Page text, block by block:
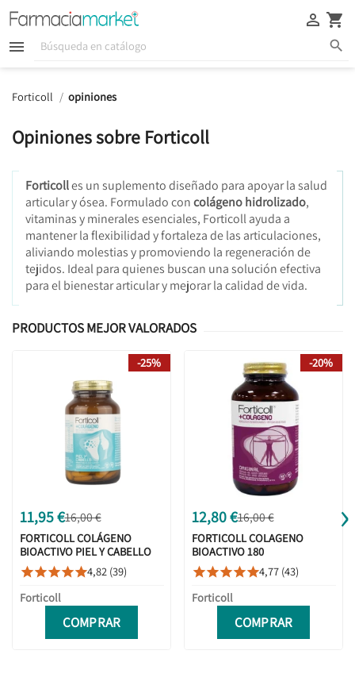
  
 
Forticoll opiniones
Opiniones sobre Forticoll
Forticolles un suplemento diseñado para apoyar la salud
articular y ósea. Formulado concolágeno hidrolizado,
vitaminas y minerales esenciales, Forticoll ayuda a
mantener la flexibilidad y fortaleza de las articulaciones,
aliviando molestias y promoviendo la regeneración de
tejidos. Ideal para quienes buscan una solución efectiva
para el bienestar articular y mejorar la calidad de vida.
PRODUCTOS MEJOR VALORADOS
11,95 €16,00 €
FORTICOLL COLÁGENO
BIOACTIVO PIEL Y CABELLO
120 COMPRIMIDOS
4,82 (39)
Forticoll
COMPRAR
-25%
12,80 €16,00 €
FORTICOLL COLAGENO
BIOACTIVO 180
COMPRIMIDOS
4,77 (43)
Forticoll
COMPRAR
-20%
›